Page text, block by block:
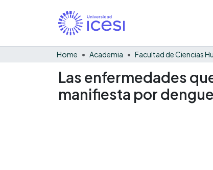
Home Academia Facultad de Ciencias
Las enfermedades
manifiesta por